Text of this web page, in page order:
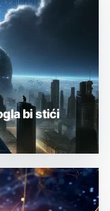
bi stići